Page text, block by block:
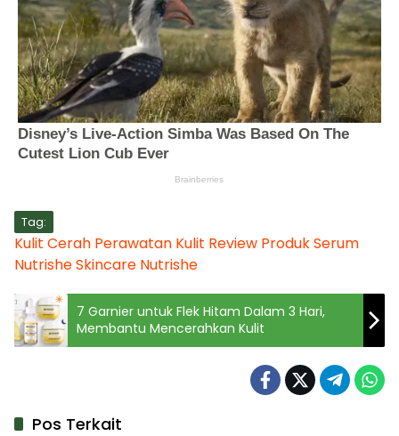
Tag:
Kulit Cerah Perawatan Kulit Review ProdukSerum
NutrisheSkincare Nutrishe
7 Garnier untuk Flek Hitam Dalam 3 Hari,
Membantu Mencerahkan Kulit
Pos Terkait